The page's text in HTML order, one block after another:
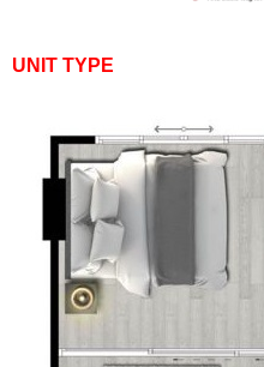
UNIT TYPE